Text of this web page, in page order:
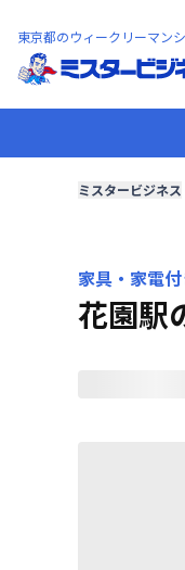
東京都のウィークリーマン
ミスタービジネス
家具・家電
花園駅